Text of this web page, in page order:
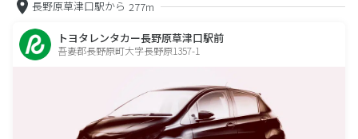
長野原草津口駅から 277m
トヨタレンタカー長野原草津口駅前
吾妻郡長野原町大字長野原1357-1